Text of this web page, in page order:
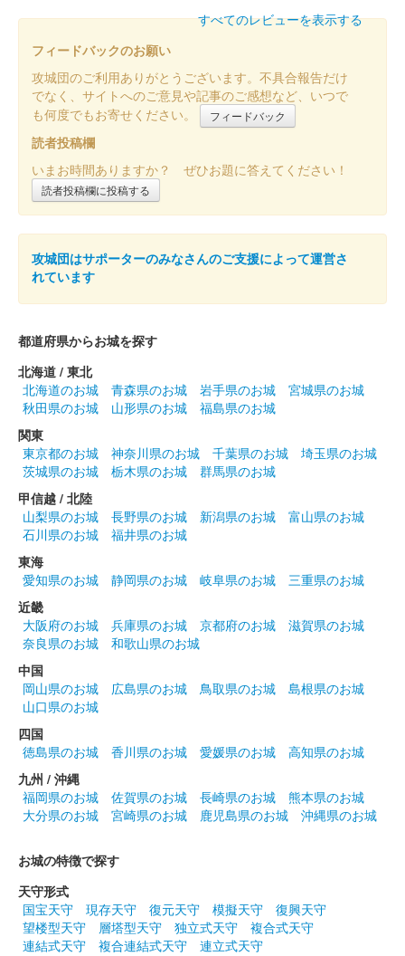
定。
箱田城 御城印 冬限定版
箱田城 御城印 秋限定版
箱田城 御城印 巴御前秋限定版
100枚限定。
箱田城 御城印
100枚限定。
箱田城 御城印
長野剛氏のイラストを使用した御城印。500枚限定。
箱田城 御城印 巴御前版
長野剛氏のイラストを使用した御城印。500枚限定。
箱田城 御城印 病魔退滅祈願限定（金家紋）
群雄印「上州源平版」として、武将印3枚（源頼朝、源義経、源
義仲）とともに300セット限定でオンライン販売。
箱田城 御城印 木曾義仲公版
群馬戦国御城印サミットで先行販売。2024年9月14日より現地販
売
箱田城 御城印
群馬戦国御城印サミットで先行販売。2024年9月14日より現地販
売
すべてのレビューを表示する
フィードバックのお願い
攻城団のご利用ありがとうございます。不具合報告だけ
でなく、サイトへのご意見や記事のご感想など、いつで
も何度でもお寄せください。
フィードバック
読者投稿欄
いまお時間ありますか？ ぜひお題に答えてください！
読者投稿欄に投稿する
攻城団はサポーターのみなさんのご支援によって運営さ
れています
都道府県からお城を探す
北海道 / 東北
北海道のお城
青森県のお城 岩手県のお城
宮城県のお城
秋田県のお城
山形県のお城
福島県のお城
関東
東京都のお城
神奈川県のお城 千葉県のお城
埼玉県のお城
茨城県のお城
栃木県のお城
群馬県のお城
甲信越 / 北陸
山梨県のお城
長野県のお城 新潟県のお城
富山県のお城
石川県のお城
福井県のお城
東海
愛知県のお城
静岡県のお城 岐阜県のお城
三重県のお城
近畿
大阪府のお城
兵庫県のお城 京都府のお城
滋賀県のお城
奈良県のお城
和歌山県のお城
中国
岡山県のお城
広島県のお城 鳥取県のお城
島根県のお城
山口県のお城
四国
徳島県のお城
香川県のお城 愛媛県のお城
高知県のお城
九州 / 沖縄
福岡県のお城
佐賀県のお城 長崎県のお城
熊本県のお城
大分県のお城
宮崎県のお城 鹿児島県のお城 沖縄県のお城
お城の特徴で探す
天守形式
国宝天守
現存天守 復元天守 模擬天守
復興天守
望楼型天守
層塔型天守 独立式天守
複合式天守
連結式天守
複合連結式天守
連立式天守